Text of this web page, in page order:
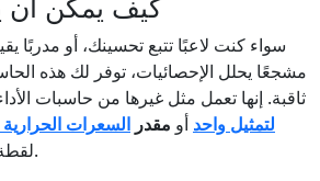
سواء كنت لاعبًا تتبع تحسينك، أو مدربًا
مشجعًا يحلل الإحصائيات، توفر لك هذه
ثاقبة. إنها تعمل مثل غيرها من حاسبات
لتمثيل واحد أو مقدر السعرات
لقطة سريعة ومفيدة للنتائج.